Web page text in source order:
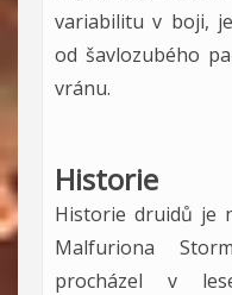
variabilitu v boji,
od šavlozubého
vránu.
Historie
Historie druidů je
Malfuriona
procházel v